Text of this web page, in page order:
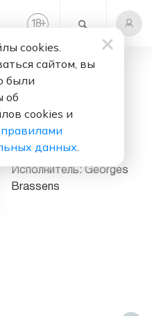
18+
Слушать бесплатно
Les Débuts Des
(1952 - 1954)
Исполнитель: Georges
Brassens
cookies.
сайтом, вы
были
об
cookies и
правилами
данных.